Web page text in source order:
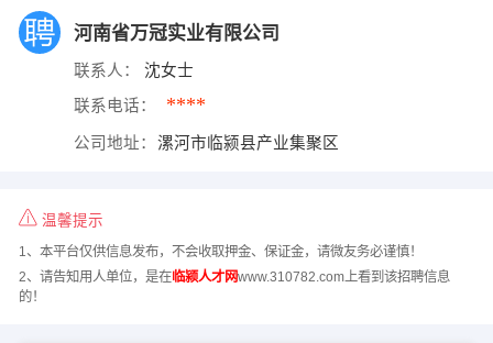
河南省万冠实业有限公司
联系人： 沈女士
联系电话： ****
公司地址： 漯河市临颍县产业集聚区
温馨提示
1、本平台仅供信息发布，不会收取押金、保证金，请微友务必谨慎！
2、请告知用人单位，是在临颍人才网www.310782.com上看到该招聘信息
的！